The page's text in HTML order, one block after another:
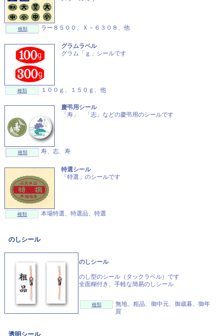
種類 ラー８５００、Ｘ－６３０８、他
グラムラベル
グラム「ｇ」シールです
種類 １００ｇ、１５０ｇ、他
慶弔用シール
「寿」 「志」などの慶弔用のシールです
種類 寿、志、寿
特選シール
「特選」のシールです
種類 本場特選、特選品、特選
のしシール
のしシール
のし型のシール（タックラベル）です
全面糊付き、手軽な簡易のしシール
種類
無地、粗品、御中元、御歳暮、御年
賀
透明シール